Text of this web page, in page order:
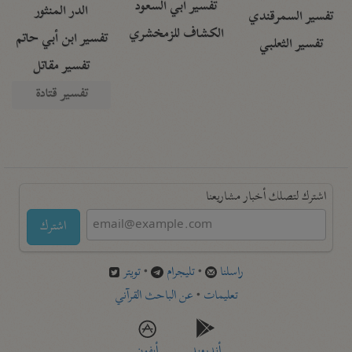
تفسير السمرقندي
تفسير الثعلبي
تفسير أبي السعود
الكشاف للزمخشري
الدر المنثور
تفسير ابن أبي حاتم
تفسير مقاتل
تفسير قتادة
اشترك لتصلك أخبار مشاريعنا
اشترك
راسلنا •تليجرام •تويتر
تعليمات •عن الباحث القرآني